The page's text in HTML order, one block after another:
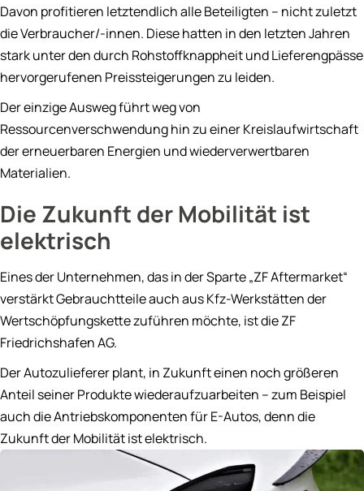
Davon profitieren letztendlich alle Beteiligten – nicht zuletzt
die Verbraucher/-innen. Diese hatten in den letzten Jahren
stark unter den durch Rohstoffknappheit und Lieferengpässe
hervorgerufenen Preissteigerungen zu leiden.
Der einzige Ausweg führt weg von
Ressourcenverschwendung hin zu einer Kreislaufwirtschaft
der erneuerbaren Energien und wiederverwertbaren
Materialien.
Die Zukunft der Mobilität ist
elektrisch
Eines der Unternehmen, das in der Sparte „ZF Aftermarket“
verstärkt Gebrauchtteile auch aus Kfz-Werkstätten der
Wertschöpfungskette zuführen möchte, ist die ZF
Friedrichshafen AG.
Der Autozulieferer plant, in Zukunft einen noch größeren
Anteil seiner Produkte wiederaufzuarbeiten – zum Beispiel
auch die Antriebskomponenten für E-Autos, denn die
Zukunft der Mobilität ist elektrisch.